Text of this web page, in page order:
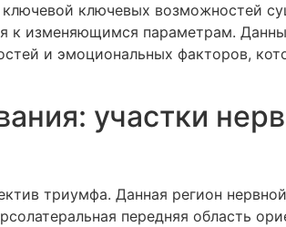
ключевых возможностей
к изменяющимся параметрам.
и эмоциональных факторов,
участки
триумфа. Данная регион
передняя область